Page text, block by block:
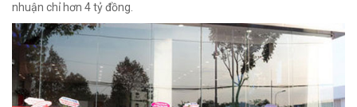
nhuận chỉ hơn 4 tỷ đồng.